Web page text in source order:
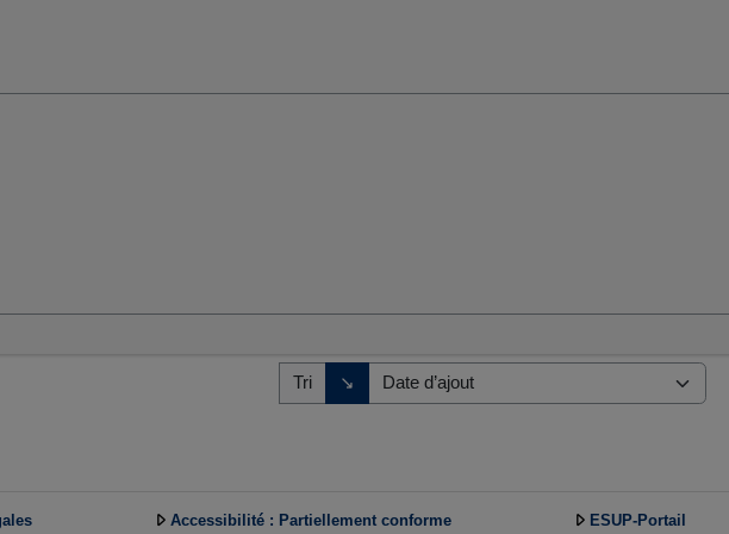
et sociales
Tri ↘
Direction de tri
Accessibilité : Partiellement conforme ESUP-Portail